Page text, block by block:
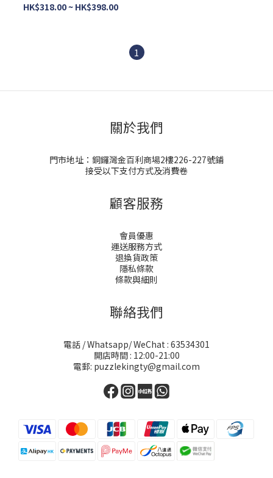
HK$318.00 ~ HK$398.00
1
關於我們
門市地址：銅鑼灣金百利商場2樓226-227號鋪
接受以下支付方式及消費卷
顧客服務
會員優惠
運送服務方式
退換貨政策
隱私條款
條款與細則
聯絡我們
電話 / Whatsapp/ WeChat : 63534301
開店時間 : 12:00-21:00
電郵: puzzlekingty@gmail.com